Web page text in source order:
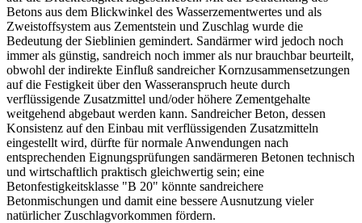
Betons aus dem Blickwinkel des Wasserzementwertes und als
Zweistoffsystem aus Zementstein und Zuschlag wurde die
Bedeutung der Sieblinien gemindert. Sandärmer wird jedoch noch
immer als günstig, sandreich noch immer als nur brauchbar beurteilt,
obwohl der indirekte Einfluß sandreicher Kornzusammensetzungen
auf die Festigkeit über den Wasseranspruch heute durch
verflüssigende Zusatzmittel und/oder höhere Zementgehalte
weitgehend abgebaut werden kann. Sandreicher Beton, dessen
Konsistenz auf den Einbau mit verflüssigenden Zusatzmitteln
eingestellt wird, dürfte für normale Anwendungen nach
entsprechenden Eignungsprüfungen sandärmeren Betonen technisch
und wirtschaftlich praktisch gleichwertig sein; eine
Betonfestigkeitsklasse "B 20" könnte sandreichere
Betonmischungen und damit eine bessere Ausnutzung vieler
natürlicher Zuschlagvorkommen fördern.